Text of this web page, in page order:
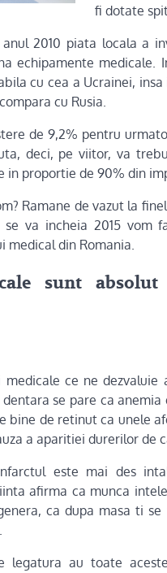
fi dotate
2010 piata locala a
echipamente
cu cea a Ucrainei,
cu Rusia.
de 9,2% pentru
deci, pe viitor, va
in proportie de 90% din
Ramane de vazut la
se va incheia 2015
din Romania.
sunt
medicale ce ne
se pare ca
bine de retinut ca unele
a aparitiei durerilor de
este mai des
afirma ca munca
ca dupa masa ti
legatura au toate